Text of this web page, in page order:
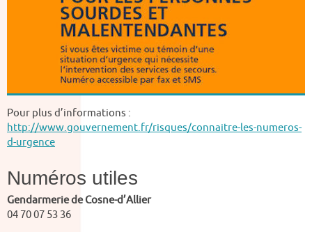
Pour plus d’informations :
http://www.gouvernement.fr/risques/connaitre-les-numeros-
d-urgence
Numéros utiles
Gendarmerie de Cosne-d’Allier
04 70 07 53 36